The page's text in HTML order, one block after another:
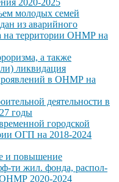
молодых семей
из аварийного
на территории ОНМР на
а также
ликвидация
в ОНМР на
деятельности в
годы
городской
ОГП на 2018-2024
и повышение
ти жил. фонда, распол-
ОНМР 2020-2024